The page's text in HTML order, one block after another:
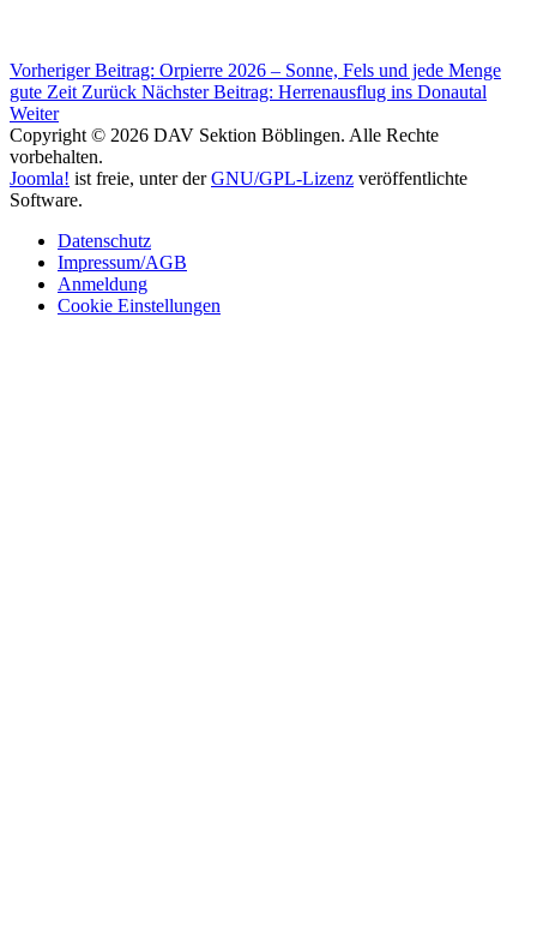
Vorheriger Beitrag: Orpierre 2026 – Sonne, Fels und jede Menge
gute Zeit Zurück Nächster Beitrag: Herrenausflug ins Donautal
Weiter
Copyright © 2026 DAV Sektion Böblingen. Alle Rechte
vorbehalten.
Joomla! ist freie, unter derGNU/GPL-Lizenz veröffentlichte
Software.
Datenschutz
Impressum/AGB
Anmeldung
Cookie Einstellungen